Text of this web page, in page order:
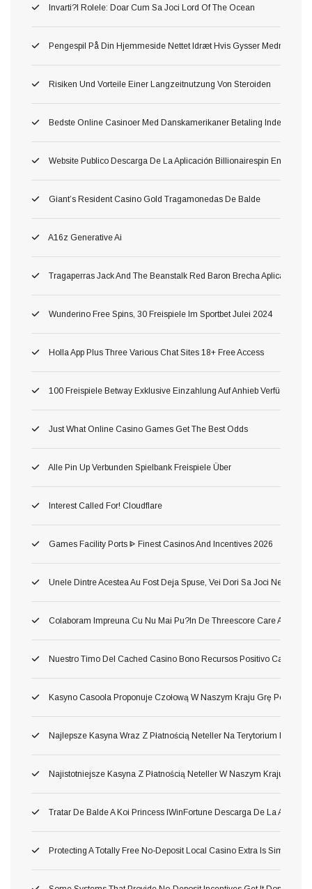
Invarti?i Rolele: Doar Cum Sa Joci Lord Of The Ocean
Pengespil På Din Hjemmeside Nettet Idræt Hvis Gysser Medmindre
Risiken Und Vorteile Einer Langzeitnutzung Von Steroiden
Bedste Online Casinoer Med Danskamerikaner Betaling Inden For
Website Publico Descarga De La Aplicación Billionairespin En
Giant’s Resident Casino Gold Tragamonedas De Balde
A16z Generative Ai
Tragaperras Jack And The Beanstalk Red Baron Brecha Aplicación
Wunderino Free Spins, 30 Freispiele Im Sportbet Julei 2024
Holla App Plus Three Various Chat Sites 18+ Free Access
100 Freispiele Betway Exklusive Einzahlung Auf Anhieb Verfügbar
Just What Online Casino Games Get The Best Odds
Alle Pin Up Verbunden Spielbank Freispiele Über
Interest Called For! Cloudflare
Games Facility Ports ᐈ Finest Casinos And Incentives 2026
Unele Dintre Acestea Au Fost Deja Spuse, Vei Dori Sa Joci
Colaboram Impreuna Cu Nu Mai Pu?in De Threescore Care Au
Nuestro Timo Del Cached Casino Bono Recursos Positivo Carente
Kasyno Casoola Proponuje Czołową W Naszym Kraju Grę Pod
Najlepsze Kasyna Wraz Z Płatnością Neteller Na Terytorium Polski
Najistotniejsze Kasyna Z Płatnością Neteller W Naszym Kraju 2026
Tratar De Balde A Koi Princess IWinFortune Descarga De La
Protecting A Totally Free No-Deposit Local Casino Extra Is Simple,